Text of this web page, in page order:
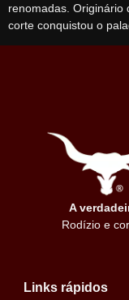
renomadas. Originário
corte conquistou o
A
Rodízio e
Links rápidos